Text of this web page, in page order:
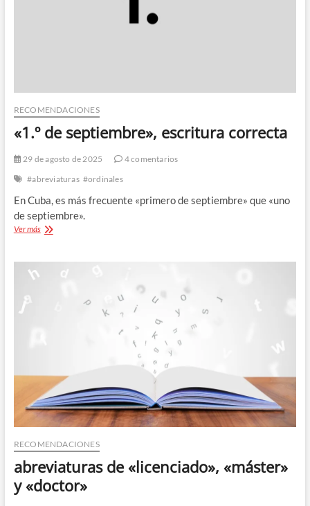
RECOMENDACIONES
«1.º de septiembre», escritura correcta
29 de agosto de 2025
4 comentarios
#abreviaturas #ordinales
En Cuba, es más frecuente «primero de septiembre» que «uno
de septiembre».
Ver más«1.º
RECOMENDACIONES
abreviaturas de «licenciado», «máster»
y «doctor»